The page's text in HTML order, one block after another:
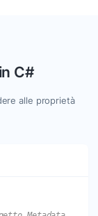
C#
alle proprietà